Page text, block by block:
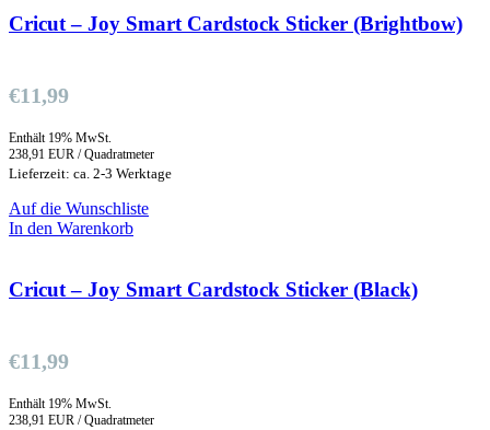
Cricut – Joy Smart Cardstock Sticker (Brightbow)
€11,99
Enthält 19% MwSt.
238,91 EUR / Quadratmeter
Lieferzeit: ca. 2-3 Werktage
Auf die Wunschliste
In den Warenkorb
Cricut – Joy Smart Cardstock Sticker (Black)
€11,99
Enthält 19% MwSt.
238,91 EUR / Quadratmeter